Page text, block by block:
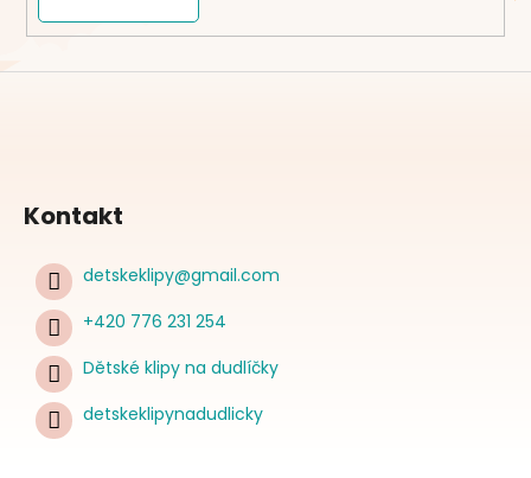
Kontakt
detskeklipy@gmail.com
+420 776 231 254
Dětské klipy na dudlíčky
detskeklipynadudlicky